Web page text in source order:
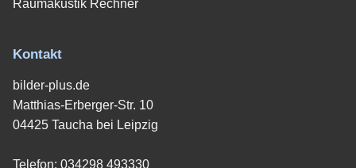
Raumakustik Rechner
Kontakt
bilder-plus.de
Matthias-Erberger-Str. 10
04425 Taucha bei Leipzig
Telefon: 034298 493330